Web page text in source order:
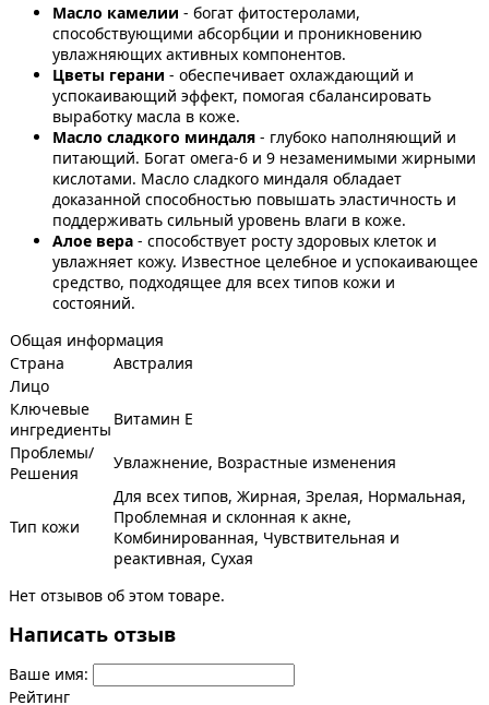
Масло камелии - богат фитостеролами,
способствующими абсорбции и проникновению
увлажняющих активных компонентов.
Цветы герани - обеспечивает охлаждающий и
успокаивающий эффект, помогая сбалансировать
выработку масла в коже.
Масло сладкого миндаля - глубоко наполняющий и
питающий. Богат омега-6 и 9 незаменимыми жирными
кислотами. Масло сладкого миндаля обладает
доказанной способностью повышать эластичность и
поддерживать сильный уровень влаги в коже.
Алое вера - способствует росту здоровых клеток и
увлажняет кожу. Известное целебное и успокаивающее
средство, подходящее для всех типов кожи и
состояний.
Общая информация
Страна
Австралия
Лицо
Ключевые
ингредиенты
Витамин Е
Проблемы/
Решения
Увлажнение, Возрастные изменения
Тип кожи
Для всех типов, Жирная, Зрелая, Нормальная,
Проблемная и склонная к акне,
Комбинированная, Чувствительная и
реактивная, Сухая
Нет отзывов об этом товаре.
Написать отзыв
Ваше имя:
Рейтинг